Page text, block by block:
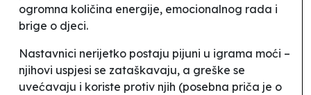
ogromna količina energije, emocionalnog rada i
brige o djeci.
Nastavnici nerijetko postaju pijuni u igrama moći –
njihovi uspjesi se zataškavaju, a greške se
uvećavaju i koriste protiv njih (posebna priča je o